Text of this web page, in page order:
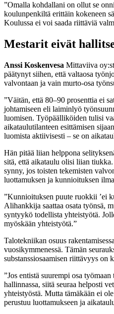
”Omalla kohdallani on ollut se
koulunpenkiltä erittäin kokeneen
Koulussa ei voi saada riittäviä
Mestarit eivät
Anssi Koskenvesa Mittaviiva
päätynyt siihen, että valtaosa
valvontaan ja vain murto-osa
”Väitän, että 80–90 prosenttia ei
johtamiseen eli laiminlyö
luomisen. Työpäälliköiden tulisi
aikataulutilanteen esittämisen
luomista aktiivisesti – se on
Hän pitää liian helppona
sitä, että aikataulu olisi liian
synny, jos toisten tekemisten
luottamuksen ja kunnioituksen
”Kunnioituksen puute ruokkii ’ei
Alihankkija saattaa osata työnsä,
syntyykö todellista yhteistyötä.
myöskään yhteistyötä.”
Talotekniikan osuus
vuosikymmenessä. Tämän
substanssiosaamisen riittävyys on
”Jos entistä suurempi osa
hallinnassa, siitä seuraa helposti
yhteistyöstä. Mutta tämäkään ei
perustuu luottamukseen ja